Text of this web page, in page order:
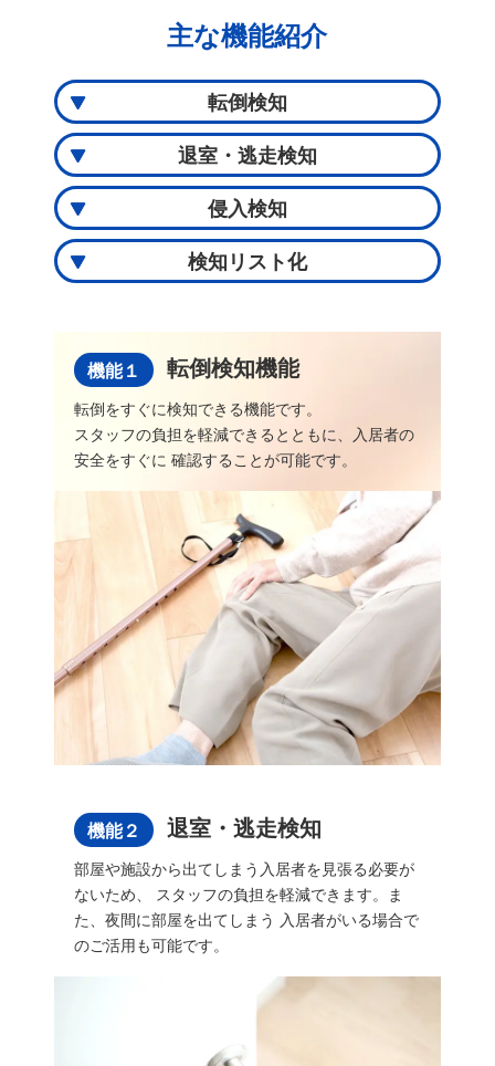
主な機能紹介
転倒検知
退室・逃走検知
侵入検知
検知リスト化
機能１ 転倒検知機能
転倒をすぐに検知できる機能です。
スタッフの負担を軽減できるとともに、入居者の
安全をすぐに 確認することが可能です。
機能２ 退室・逃走検知
部屋や施設から出てしまう入居者を見張る必要が
ないため、 スタッフの負担を軽減できます。ま
た、夜間に部屋を出てしまう 入居者がいる場合で
のご活用も可能です。